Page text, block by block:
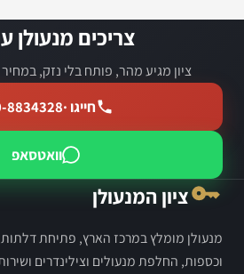
צריכים מנעולן
ציון מגיע מהר, פותח בלי נזק,
חייגו ·8834328
וואטסאפ
ציון המנעולן
מנעולן מומלץ במרכז הארץ, פתיחת
וכספות, החלפת מנעולים וצילינדרים